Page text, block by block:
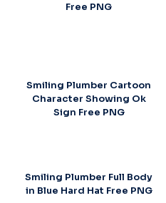
Free PNG
Smiling Plumber Cartoon
Character Showing Ok
Sign Free PNG
Smiling Plumber Full Body
in Blue Hard Hat Free PNG